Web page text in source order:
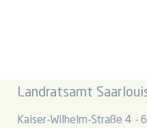
Landratsamt
Kaiser-Wilhelm-Straße 4 - 6